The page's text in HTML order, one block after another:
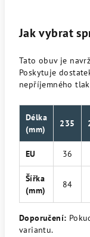
Jak vybrat
Tato obuv je
Poskytuje
nepříjemného
Délka
(mm)
235
EU 36
Šířka
(mm)
84
Doporučení:
variantu.